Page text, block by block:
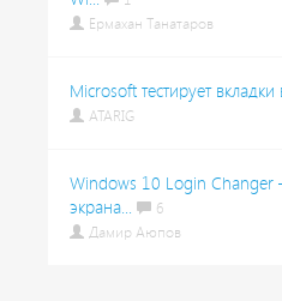
Ермахан Танатаров
Microsoft тестирует вкладки
ATARIG
Windows 10 Login
экрана...
6
Дамир Аюпов